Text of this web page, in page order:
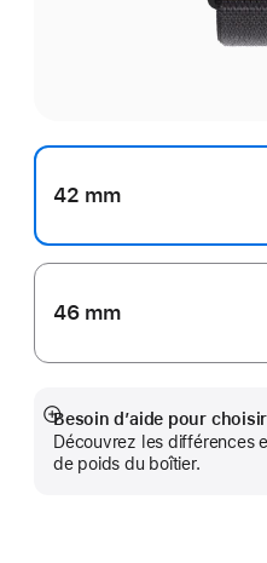
42 mm
46 mm
Besoin d’aide pour
Découvrez les différences
de poids du boîtier.
Afficher
plus